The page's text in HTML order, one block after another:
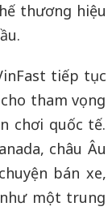
thương hiệu
tiếp tục
tham vọng
chơi quốc tế.
châu Âu
bán xe,
một trung